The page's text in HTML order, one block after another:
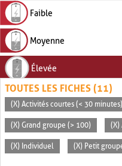
Faible
Moyenne
Élevée
TOUTES LES FICHES (11)
(X) Activités courtes (< 30 minutes)
(X) Grand groupe (> 100) (X)
(X) Individuel (X) Petit